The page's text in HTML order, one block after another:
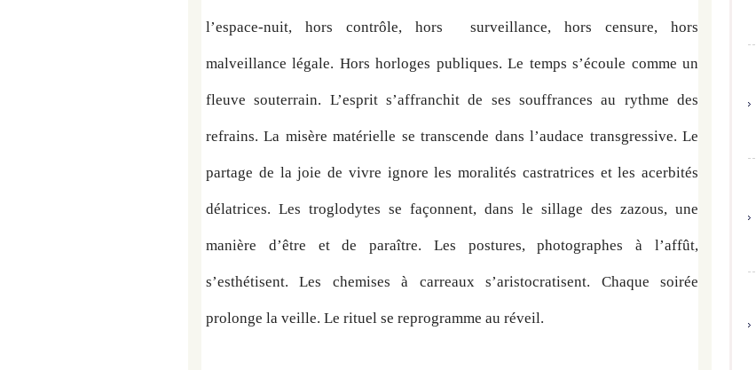
l’espace-nuit, hors contrôle, hors  surveillance, hors censure, hors
malveillance légale. Hors horloges publiques. Le temps s’écoule comme un
fleuve souterrain. L’esprit s’affranchit de ses souffrances au rythme des
refrains. La misère matérielle se transcende dans l’audace transgressive. Le
partage de la joie de vivre ignore les moralités castratrices et les acerbités
délatrices. Les troglodytes se façonnent, dans le sillage des zazous, une
manière d’être et de paraître. Les postures, photographes à l’affût,
s’esthétisent. Les chemises à carreaux s’aristocratisent. Chaque soirée
prolonge la veille. Le rituel se reprogramme au réveil.